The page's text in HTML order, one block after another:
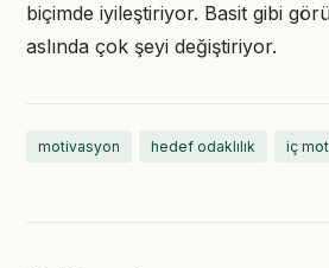
biçimde iyileştiriyor. Basit gibi
aslında çok şeyi değiştiriyor.
motivasyon hedef odaklılık iç